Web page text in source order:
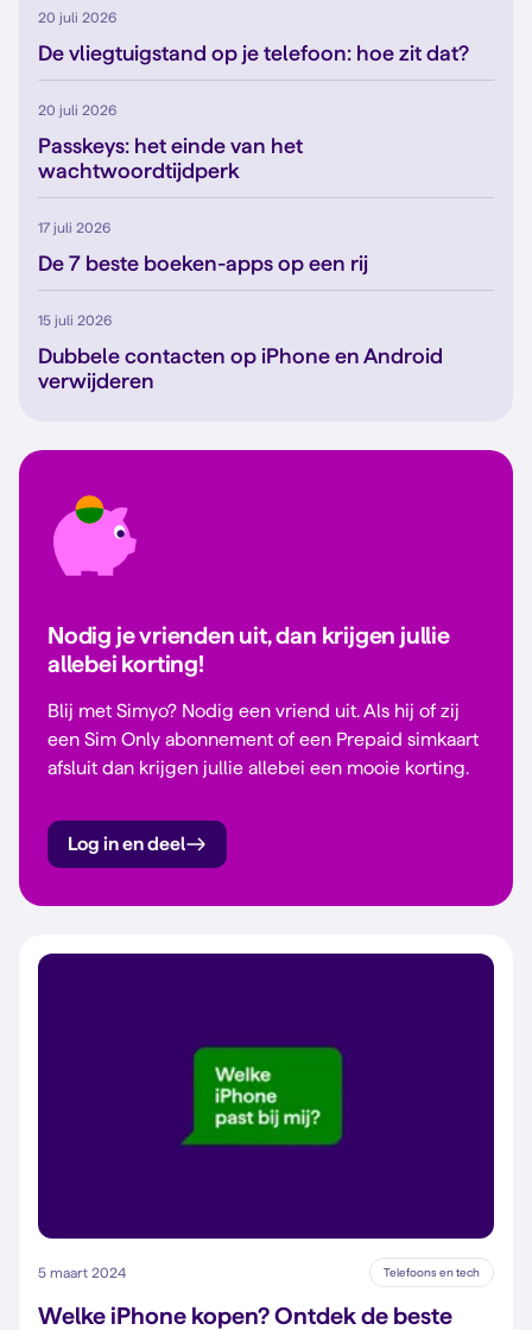
20 juli 2026
De vliegtuigstand op je telefoon: hoe zit dat?
20 juli 2026
Passkeys: het einde van het
wachtwoordtijdperk
17 juli 2026
De 7 beste boeken-apps op een rij
15 juli 2026
Dubbele contacten op iPhone en Android
verwijderen
Nodig je vrienden uit, dan krijgen jullie
allebei korting!
Blij met Simyo? Nodig een vriend uit. Als hij of zij
een Sim Only abonnement of een Prepaid simkaart
afsluit dan krijgen jullie allebei een mooie korting.
Log in en deel
5 maart 2024 Telefoons en tech
Welke iPhone kopen? Ontdek de beste